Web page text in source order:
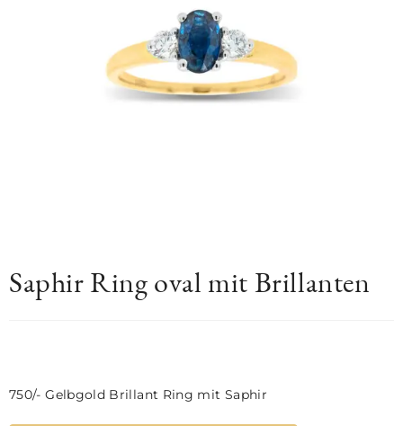
Saphir Ring oval mit Brillanten
750/- Gelbgold Brillant Ring mit Saphir